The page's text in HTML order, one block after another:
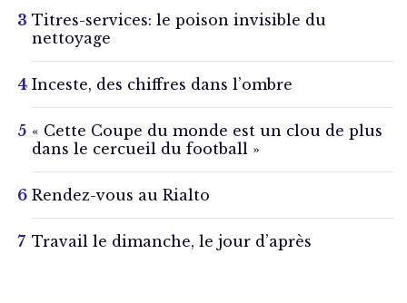
Titres-services: le poison invisible du
nettoyage
Inceste, des chiffres dans l’ombre
« Cette Coupe du monde est un clou de plus
dans le cercueil du football »
Rendez-vous au Rialto
Travail le dimanche, le jour d’après